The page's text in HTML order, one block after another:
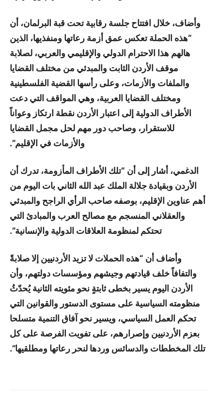
وأضاف، خلال افتتاح جلسة رقابية تحت قبة البرلمان، أن
“هذه الحملة تعكس عمق أزمة رعاتها ومنفذيها، الذين
هالهم هذا الاحترام الدولي والإقليمي والعربي، لصلابة
موقف الأردن الثابت والمبدئي من مختلف القضايا
والملفات والأزمات، وعلى رأسها القضية الفلسطينية
ومختلف القضايا العربية، وهي المواقف التي دعت
الأطراف الدولية إلى اعتبار الأردن نقطة ارتكاز وعواناً
للاستقرار، وصاحب دور مهم لحل مجمل القضايا
والأزمات في الإقليم”.
الدغمي، أشار إلى أن “تلك الأطراف المأزومة، تدرك أن
الأردن وبقيادة جلالة الملك عبد الله الثاني بات اليوم من
أهم عناوين الإقليم، بوصفه صاحب الرأي الراجح والمبدئي
والعقلاني المنسجم مع مصالح العرب والمبادئ التي
تحتكم لمنظومة العلاقات الدولية والإنسانية”.
وأضاف أن “هذه الحملات لا تزيد الأردنيين إلا صلابةً
والتفافاً خلف قيادتهم وجيشهم ومؤسسات دولتهم، وأن
الأردن اليوم يسير بخطى ثابتةٍ نحو مئويته الثانية يُحدّثُ
منظومته السياسية على مستوى الدستور والقوانين التي
تحكم العمل السياسي، ويسير نحو آفاق التنمية متسلحا
بعزم الأردنيين وإصرارهم، على تفويت الفرصة على كل
تلك المخططات والدسائس وردها لنحر رعاتها ومطلقيها”.